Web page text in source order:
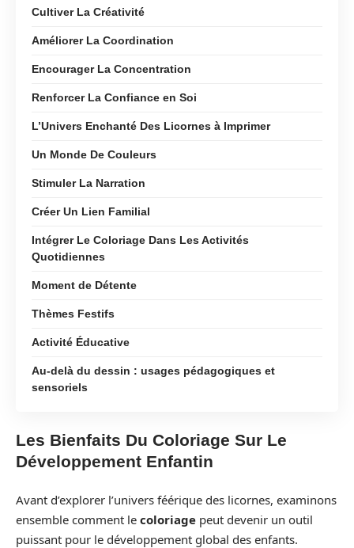
Cultiver La Créativité
Améliorer La Coordination
Encourager La Concentration
Renforcer La Confiance en Soi
L’Univers Enchanté Des Licornes à Imprimer
Un Monde De Couleurs
Stimuler La Narration
Créer Un Lien Familial
Intégrer Le Coloriage Dans Les Activités
Quotidiennes
Moment de Détente
Thèmes Festifs
Activité Éducative
Au‑delà du dessin : usages pédagogiques et
sensoriels
Les Bienfaits Du Coloriage Sur Le
Développement Enfantin
Avant d’explorer l’univers féérique des licornes, examinons
ensemble comment le coloriage peut devenir un outil
puissant pour le développement global des enfants.